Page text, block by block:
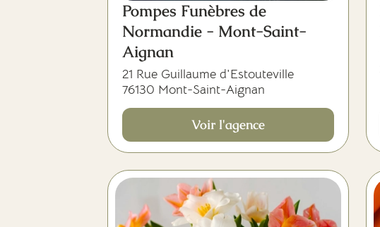
Pompes Funèbres de
Normandie - Mont-Saint-
Aignan
21 Rue Guillaume d'Estouteville
76130 Mont-Saint-Aignan
Voir l'agence